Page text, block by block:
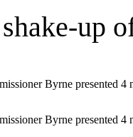
up
Byrne presented 4
Byrne presented 4